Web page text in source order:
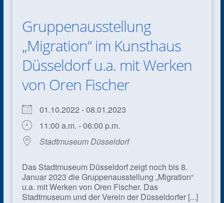
Gruppenausstellung
„Migration“ im Kunsthaus
Düsseldorf u.a. mit Werken
von Oren Fischer
01.10.2022 - 08.01.2023
11:00 a.m. - 06:00 p.m.
Stadtmuseum Düsseldorf
Das Stadtmuseum Düsseldorf zeigt noch bis 8.
Januar 2023 die Gruppenausstellung „Migration“
u.a. mit Werken von Oren Fischer. Das
Stadtmuseum und der Verein der Düsseldorfer [...]